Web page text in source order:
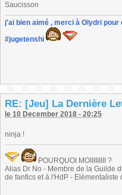
Saucisson
j'ai bien aimé , merci à Olydri
#jugetenshi
RE: [Jeu] La Dernière
le 10 December 2018 - 20:25
ninja !
POURQUOI MOIIIIIIIII ?
Alias Dr No - Membre de la Guilde
de fanfics et à l'HdP - Elémentaliste